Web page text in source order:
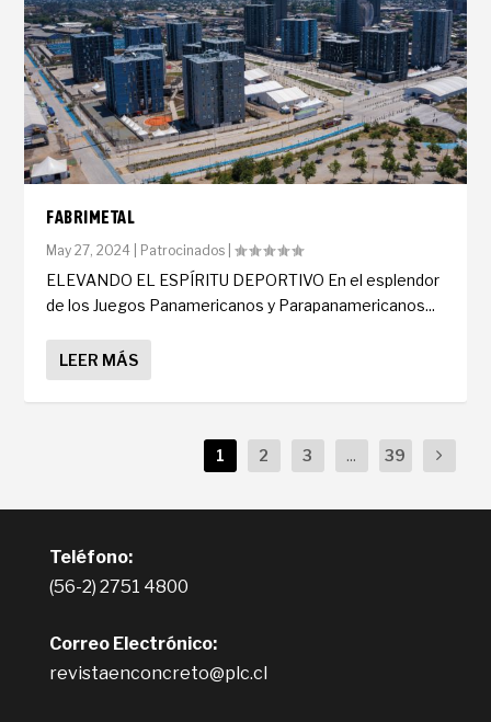
FABRIMETAL
May 27, 2024 Patrocinados |
ELEVANDO EL ESPÍRITU DEPORTIVO En el esplendor
de los Juegos Panamericanos y Parapanamericanos...
LEER MÁS
1 2 3 ... 39
Teléfono:
(56-2) 2751 4800
Correo Electrónico:
revistaenconcreto@plc.cl